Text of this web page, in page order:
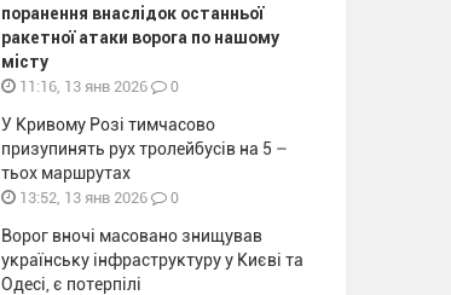
поранення внаслідок останньої
ракетної атаки ворога по нашому
місту
11:16, 13 янв 2026 0
У Кривому Розі тимчасово
призупинять рух тролейбусів на 5 –
тьох маршрутах
13:52, 13 янв 2026 0
Ворог вночі масовано знищував
українську інфраструктуру у Києві та
Одесі, є потерпілі